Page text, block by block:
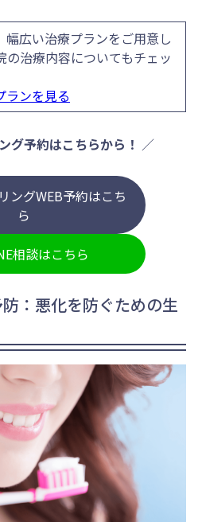
広い治療プランをご用意し
の治療内容についてもチェッ
ランを見る
グ予約はこちらから！ ／
ングWEB予約はこち
ら
相談はこちら
：悪化を防ぐための生